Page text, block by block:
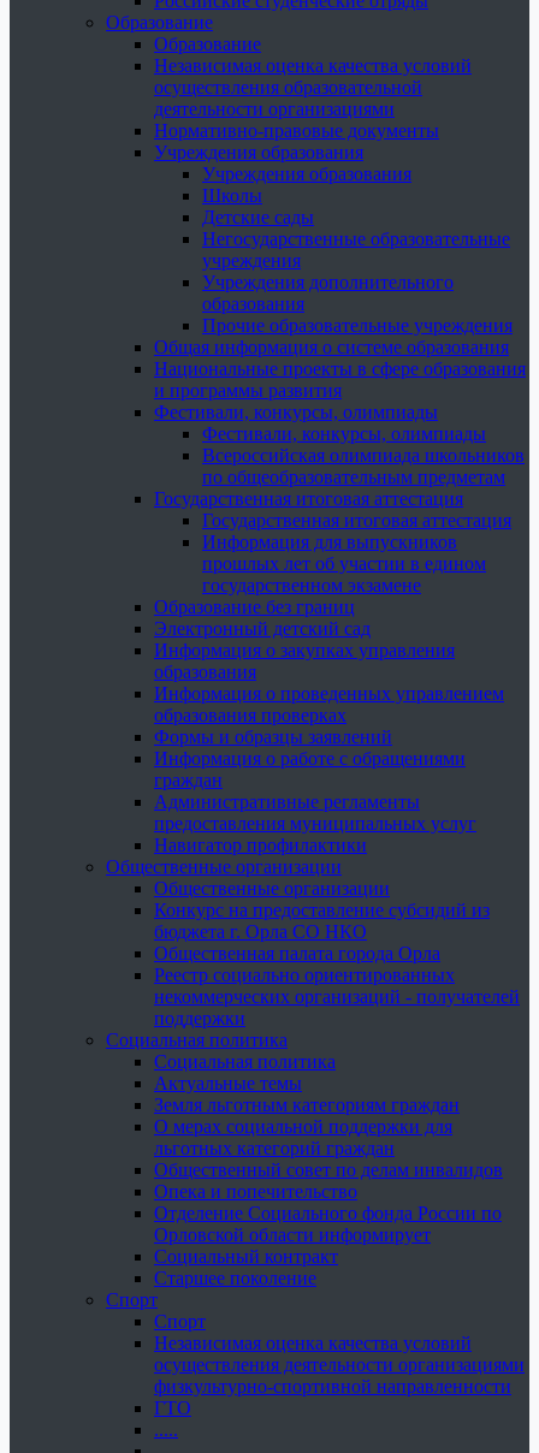
Образование
Образование
Независимая оценка качества условий
осуществления образовательной
деятельности организациями
Нормативно-правовые документы
Учреждения образования
Учреждения образования
Школы
Детские сады
Негосударственные образовательные
учреждения
Учреждения дополнительного
образования
Прочие образовательные учреждения
Общая информация о системе образования
Национальные проекты в сфере образования
и программы развития
Фестивали, конкурсы, олимпиады
Фестивали, конкурсы, олимпиады
Всероссийская олимпиада школьников
по общеобразовательным предметам
Государственная итоговая аттестация
Государственная итоговая аттестация
Информация для выпускников
прошлых лет об участии в едином
государственном экзамене
Образование без границ
Электронный детский сад
Информация о закупках управления
образования
Информация о проведенных управлением
образования проверках
Формы и образцы заявлений
Информация о работе с обращениями
граждан
Административные регламенты
предоставления муниципальных услуг
Навигатор профилактики
Общественные организации
Общественные организации
Конкурс на предоставление субсидий из
бюджета г. Орла СО НКО
Общественная палата города Орла
Реестр социально ориентированных
некоммерческих организаций - получателей
поддержки
Социальная политика
Социальная политика
Актуальные темы
Земля льготным категориям граждан
О мерах социальной поддержки для
льготных категорий граждан
Общественный совет по делам инвалидов
Опека и попечительство
Отделение Социального фонда России по
Орловской области информирует
Социальный контракт
Старшее поколение
Спорт
Спорт
Независимая оценка качества условий
осуществления деятельности организациями
физкультурно-спортивной направленности
ГТО
.....